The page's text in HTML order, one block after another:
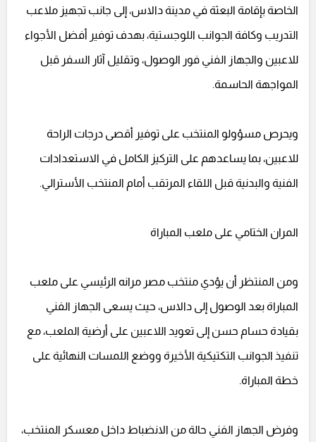
الخاصة بإقامة البعثة في مدينة دالاس، إلى جانب تجهيز ملاعب
التدريب وكافة الجوانب اللوجستية، بهدف توفير أفضل الأجواء
للاعبين والجهاز الفني فور الوصول، وتقليل آثار السفر قبل
المواجهة الحاسمة.
ويحرص مسؤولو المنتخب على توفير أقصى درجات الراحة
للاعبين، بما يساعدهم على التركيز الكامل في الاستعدادات
الفنية والبدنية قبل اللقاء المرتقب أمام المنتخب الأسترالي.
المران الختامي على ملعب المباراة
ومن المنتظر أن يؤدي منتخب مصر مرانه الرئيسي على ملعب
المباراة بعد الوصول إلى دالاس، حيث يسعى الجهاز الفني
بقيادة حسام حسن إلى تعويد اللاعبين على أرضية الملعب، مع
تنفيذ الجوانب التكتيكية الأخيرة ووضع اللمسات النهائية على
خطة المباراة.
وفرض الجهاز الفني حالة من الانضباط داخل معسكر المنتخب،